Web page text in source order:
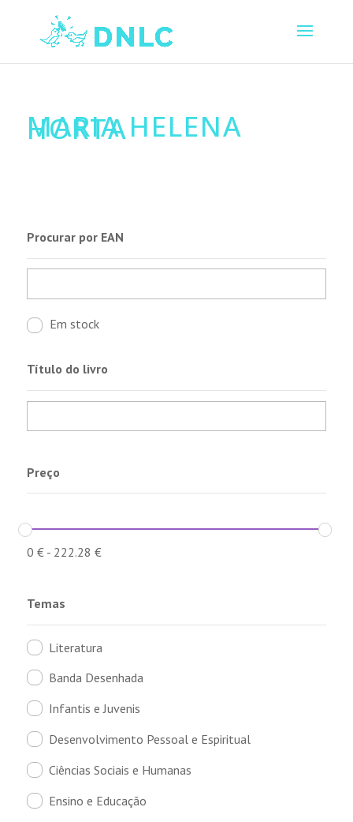
MARIA HELENA
HORTA
Procurar por EAN
Em stock
Título do livro
Preço
0 €- 222.28 €
Temas
Literatura
Banda Desenhada
Infantis e Juvenis
Desenvolvimento Pessoal e Espiritual
Ciências Sociais e Humanas
Ensino e Educação